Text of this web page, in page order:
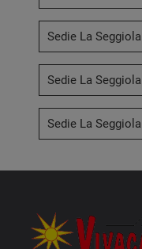
Sedie La
Sedie La
Sedie La